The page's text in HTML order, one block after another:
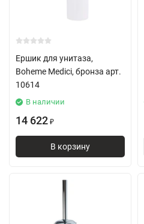
Ершик для унитаза,
Boheme Medici, бронза арт.
10614
В наличии
14 622 ₽
В корзину